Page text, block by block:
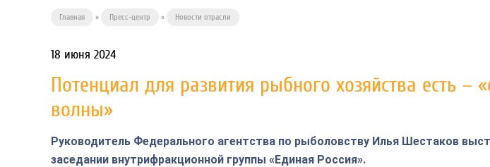
Главная » Пресс-центр » Новости отрасли
18 июня 2024
Потенциал для развития рыбного хозяйства есть –
волны»
Руководитель Федерального агентства по рыболовству Илья Шестаков
заседании внутрифракционной группы «Единая Россия».